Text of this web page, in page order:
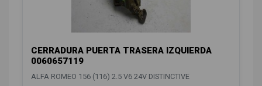
CERRADURA PUERTA TRASERA IZQUIERDA
0060657119
ALFA ROMEO 156 (116) 2.5 V6 24V DISTINCTIVE